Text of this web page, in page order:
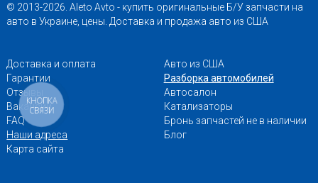
© 2013-2026. Aleto Avto - купить оригинальные Б/У запчасти на
авто в Украине, цены. Доставка и продажа авто из США
Доставка и оплата
Гарантии
Отзывы
Вакансии
FAQ
Наши адреса
Карта сайта
Авто из США
Разборка автомобилей
Автосалон
Катализаторы
Бронь запчастей не в наличии
Блог
КНОПКА
СВЯЗИ